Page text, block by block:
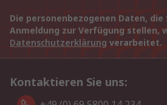
Die personenbezogenen Daten, die
Anmeldung zur Verfügung stellen,
Datenschutzerklärung verarbeitet.
Kontaktieren Sie uns: